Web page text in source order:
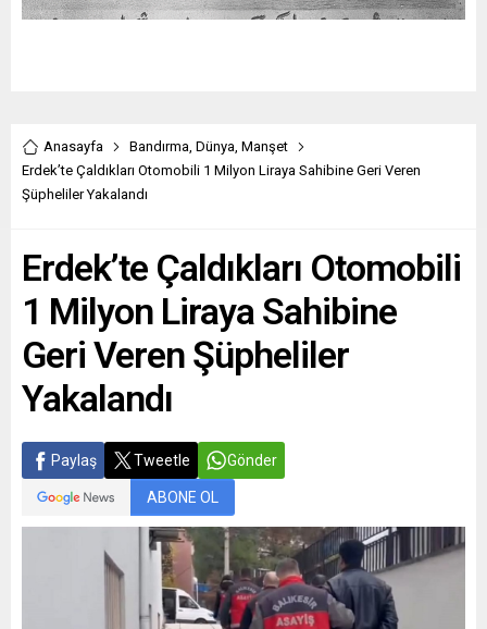
Anasayfa Bandırma, Dünya, Manşet
Erdek’te Çaldıkları Otomobili 1 Milyon Liraya Sahibine Geri Veren
Şüpheliler Yakalandı
Erdek’te Çaldıkları Otomobili
1 Milyon Liraya Sahibine
Geri Veren Şüpheliler
Yakalandı
Paylaş Tweetle Gönder
ABONE OL